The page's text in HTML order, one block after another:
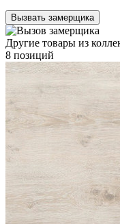
Вызвать замерщика
Другие товары из
8 позиций